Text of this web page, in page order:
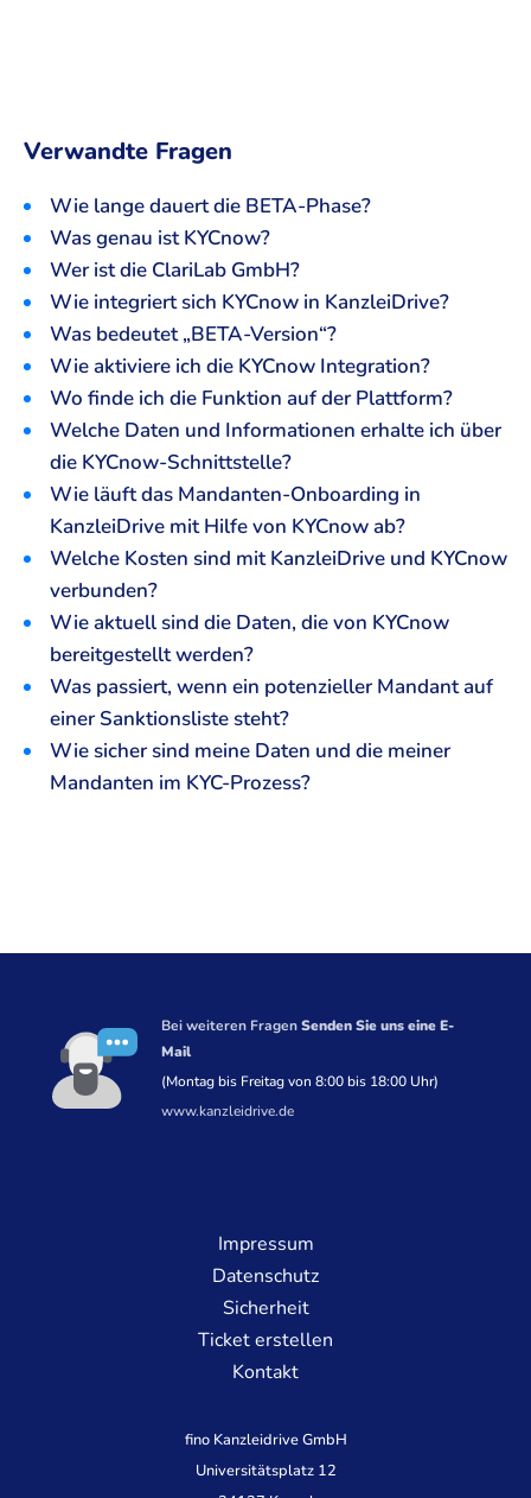
Verwandte Fragen
Wie lange dauert die BETA-Phase?
Was genau ist KYCnow?
Wer ist die ClariLab GmbH?
Wie integriert sich KYCnow in KanzleiDrive?
Was bedeutet „BETA-Version“?
Wie aktiviere ich die KYCnow Integration?
Wo finde ich die Funktion auf der Plattform?
Welche Daten und Informationen erhalte ich über
die KYCnow-Schnittstelle?
Wie läuft das Mandanten-Onboarding in
KanzleiDrive mit Hilfe von KYCnow ab?
Welche Kosten sind mit KanzleiDrive und KYCnow
verbunden?
Wie aktuell sind die Daten, die von KYCnow
bereitgestellt werden?
Was passiert, wenn ein potenzieller Mandant auf
einer Sanktionsliste steht?
Wie sicher sind meine Daten und die meiner
Mandanten im KYC-Prozess?
Bei weiteren FragenSenden Sie uns eine E-
Mail
(Montag bis Freitag von 8:00 bis 18:00 Uhr)
www.kanzleidrive.de
Impressum
Datenschutz
Sicherheit
Ticket erstellen
Kontakt
fino Kanzleidrive GmbH
Universitätsplatz 12